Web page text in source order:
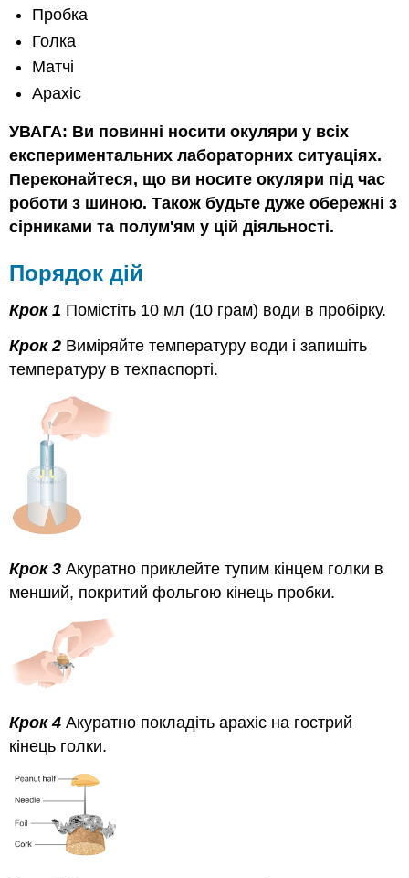
Пробка
Голка
Матчі
Арахіс
УВАГА: Ви повинні носити окуляри у всіх
експериментальних лабораторних ситуаціях.
Переконайтеся, що ви носите окуляри під час
роботи з шиною. Також будьте дуже обережні з
сірниками та полум'ям у цій діяльності.
Порядок дій
Крок 1 Помістіть 10 мл (10 грам) води в пробірку.
Крок 2 Виміряйте температуру води і запишіть
температуру в техпаспорті.
Крок 3 Акуратно приклейте тупим кінцем голки в
менший, покритий фольгою кінець пробки.
Крок 4 Акуратно покладіть арахіс на гострий
кінець голки.